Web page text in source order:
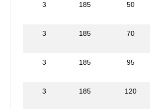
3 185 50
3 185 70
3 185 95
3 185 120